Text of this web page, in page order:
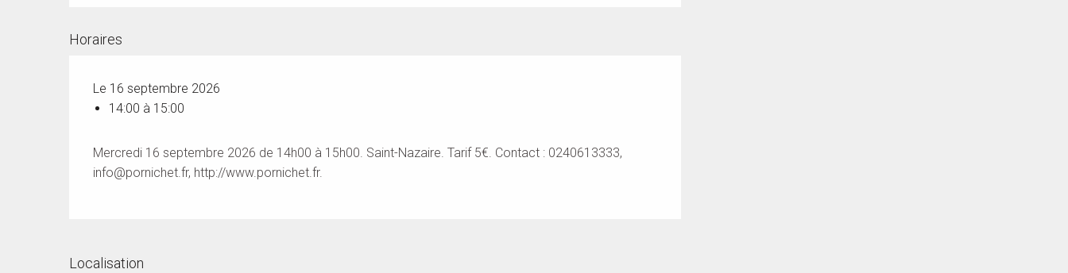
Horaires
Le 16 septembre 2026
14:00 à 15:00
Mercredi 16 septembre 2026 de 14h00 à 15h00. Saint-Nazaire. Tarif 5€. Contact : 0240613333,
info@pornichet.fr, http://www.pornichet.fr.
Localisation